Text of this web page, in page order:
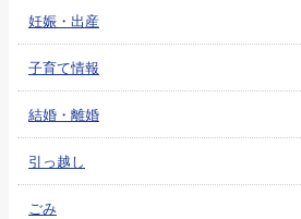
妊娠・出産
子育て情報
結婚・離婚
引っ越し
ごみ